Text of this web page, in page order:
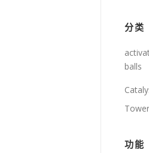
分类
balls
功能